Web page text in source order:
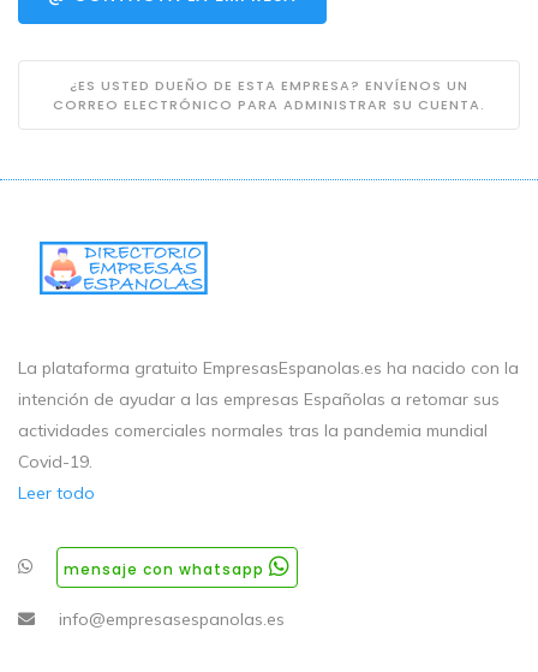
¿ES USTED DUEÑO DE ESTA EMPRESA? ENVÍENOS UN
CORREO ELECTRÓNICO PARA ADMINISTRAR SU CUENTA.
La plataforma gratuito EmpresasEspanolas.es ha nacido con la
intención de ayudar a las empresas Españolas a retomar sus
actividades comerciales normales tras la pandemia mundial
Covid-19.
Leer todo
mensaje con whatsapp
info@empresasespanolas.es